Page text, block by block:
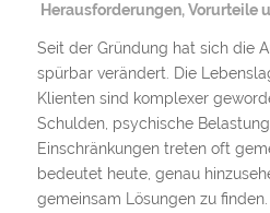
Herausforderungen, Vorurteile
Seit der Gründung hat sich die
spürbar verändert. Die
Klienten sind komplexer
Schulden, psychische
Einschränkungen treten oft
bedeutet heute, genau
gemeinsam Lösungen zu finden.